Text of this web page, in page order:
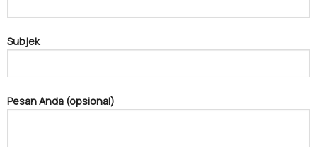
Subjek
Pesan Anda (opsional)